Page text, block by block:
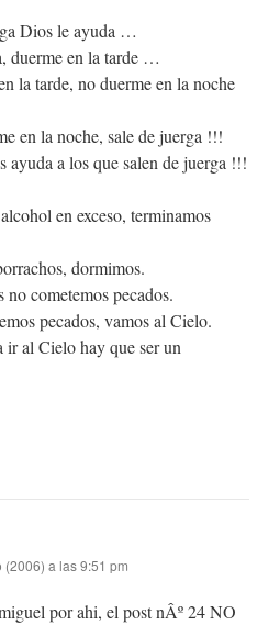
Dios le ayuda …
duerme en la tarde …
la tarde, no duerme en la noche
en la noche, sale de juerga !!!
ayuda a los que salen de juerga !!!
en exceso, terminamos
dormimos.
cometemos pecados.
pecados, vamos al Cielo.
ir al Cielo hay que ser un
a las 9:51 pm
por ahi, el post nÂº 24 NO